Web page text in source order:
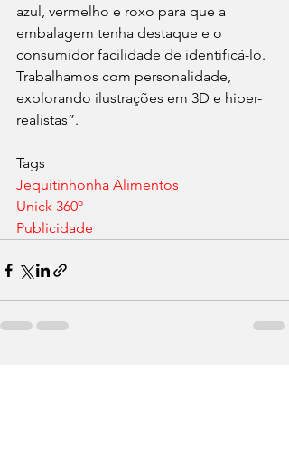
azul, vermelho e roxo para que a
embalagem tenha destaque e o
consumidor facilidade de identificá-lo.
Trabalhamos com personalidade,
explorando ilustrações em 3D e hiper-
realistas”.
Tags
Jequitinhonha Alimentos
Unick 360º
Publicidade